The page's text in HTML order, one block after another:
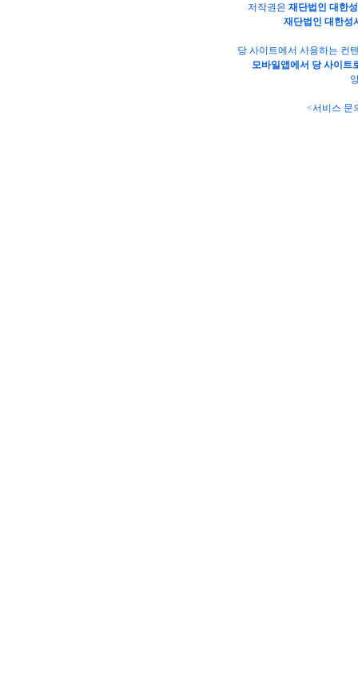
저작권은 재단법인 대한
재단법인 대한성
당 사이트에서 사용하는 컨
모바일앱에서 당 사이트
<서비스 문